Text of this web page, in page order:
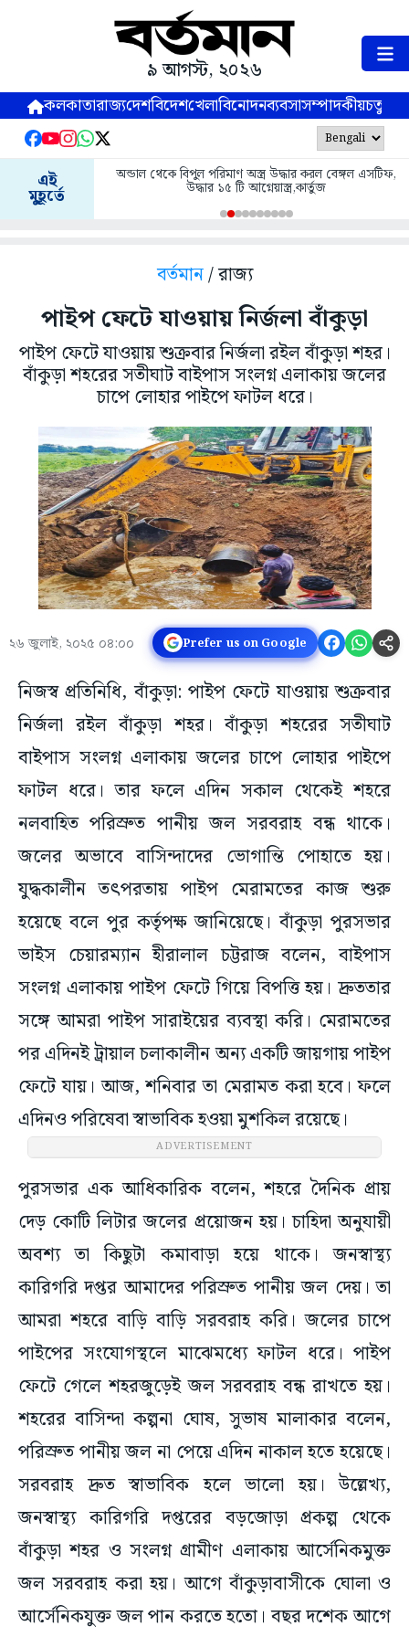
৯ আগস্ট, ২০২৬
কলকাতারাজ্যদেশবিদেশখেলাবিনোদনব্যবসাসম্পাদকীয়
এই
মুহূর্তে
উদ্ধার করল বেঙ্গল এসটিফ, আগামী কয়েক ঘণ্টার মধ্যে পূর্ব মেদিনীপুর, পশ্চিম
ঝড়-বৃষ্টির সম্ভাবনা
বর্তমান/ রাজ্য
পাইপ ফেটে যাওয়ায় নির্জলা বাঁকুড়া
পাইপ ফেটে যাওয়ায় শুক্রবার নির্জলা রইল বাঁকুড়া শহর।
বাঁকুড়া শহরের সতীঘাট বাইপাস সংলগ্ন এলাকায় জলের
চাপে লোহার পা‌ইপে ফাটল ধরে।
২৬ জুলাই, ২০২৫ ০৪:০০ Prefer us on Google
নিজস্ব প্রতিনিধি, বাঁকুড়া: পাইপ ফেটে যাওয়ায় শুক্রবার
নির্জলা রইল বাঁকুড়া শহর। বাঁকুড়া শহরের সতীঘাট
বাইপাস সংলগ্ন এলাকায় জলের চাপে লোহার পা‌ইপে
ফাটল ধরে। তার ফলে এদিন সকাল থেকেই শহরে
নলবাহিত পরিস্রুত পানীয় জল সরবরাহ বন্ধ থাকে।
জলের অভাবে বাসিন্দাদের ভোগান্তি পোহাতে হয়।
যুদ্ধকালীন তৎপরতায় পাইপ মেরামতের কাজ শুরু
হয়েছে বলে পুর কর্তৃপক্ষ জানিয়েছে। বাঁকুড়া পুরসভার
ভাইস চেয়ারম্যান হীরালাল চট্টরাজ বলেন, বাইপাস
সংলগ্ন এলাকায় পাইপ ফেটে গিয়ে বিপত্তি হয়। দ্রুততার
সঙ্গে আমরা পাইপ সারাইয়ের ব্যবস্থা করি। মেরামতের
পর এদিনই ট্রায়াল চলাকালীন অন্য একটি জায়গায় পাইপ
ফেটে যায়। আজ, শনিবার তা মেরামত করা হবে। ফলে
এদিনও পরিষেবা স্বাভাবিক হওয়া মুশকিল রয়েছে।
ADVERTISEMENT
পুরসভার এক আধিকারিক বলেন, শহরে দৈনিক প্রায়
দেড় কোটি লিটার জলের প্রয়োজন হয়। চাহিদা অনুযায়ী
অবশ্য তা কিছুটা কমাবাড়া হয়ে থাকে। জনস্বাস্থ্য
কারিগরি দপ্তর আমাদের পরিস্রুত পানীয় জল দেয়। তা
আমরা শহরে বাড়ি বাড়ি সরবরাহ করি। জলের চাপে
পাইপের সংযোগস্থলে মাঝেমধ্যে ফাটল ধরে। পাইপ
ফেটে গেলে শহরজুড়েই জল সরবরাহ বন্ধ রাখতে হয়।
শহরের বাসিন্দা কল্পনা ঘোষ, সুভাষ মালাকার বলেন,
পরিস্রুত পানীয় জল না পেয়ে এদিন নাকাল হতে হয়েছে।
সরবরাহ দ্রুত স্বাভাবিক হলে ভালো হয়। উল্লেখ্য,
জনস্বাস্থ্য কারিগরি দপ্তরের বড়জোড়া প্রকল্প থেকে
বাঁকুড়া শহর ও সংলগ্ন গ্রামীণ এলাকায় আর্সেনিকমুক্ত
জল সরবরাহ করা হয়। আগে বাঁকুড়াবাসীকে ঘোলা ও
আর্সেনিকযুক্ত জল পান করতে হতো। বছর দশেক আগে